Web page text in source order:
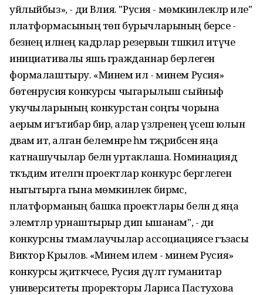
уйлыйбыз», - ди Вәлия. "Русия - мөмкинлекләр иле"
платформасының төп бурычларының берсе -
безнең илнең кадрлар резервын тәшкил итүче
инициативалы яшь гражданнар берлеген
формалаштыру. «Минем ил - минем Русия»
бөтенрусия конкурсы чыгарылыш сыйныф
укучыларының конкурстан соңгы чорына
аерым игътибар бирә, алар үзләренең үсеш юлын
дәвам итә, алган белемнәре һәм тәҗрибәсен яңа
катнашучылар белән уртаклаша. Номинациядә
тәкъдим ителгән проектлар конкурс бергәлеген
ныгытырга гына мөмкинлек бирмәс,
платформаның башка проектлары белән дә яңа
элемтәләр урнаштырыр дип ышанам", - ди
конкурсны тәмамлаучылар ассоциациясе әгъзасы
Виктор Крылов. «Минем илем - минем Русия»
конкурсы җитәкчесе, Русия дәүләт гуманитар
университеты проректоры Лариса Пастухова